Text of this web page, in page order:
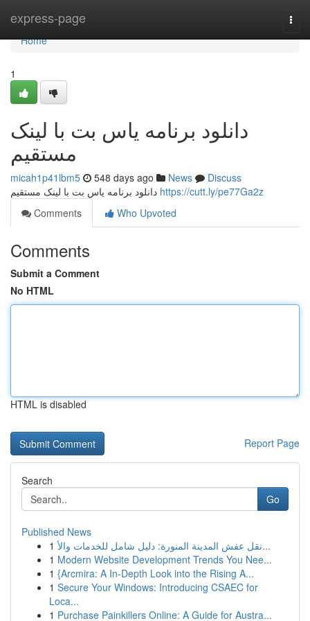
express-page
Home
Home
1
دانلود برنامه یاس بت با لینک
مستقیم
micah1p41lbm5 548 days ago News
Discuss
https://cutt.ly/pe77Ga2z
Comments
Who Upvoted
Comments
Submit a Comment
No HTML
HTML is disabled
Report Page
Search
Go
Published News
1
نقل عفش المدينة المنورة: دليل شامل للخدمات والأ...
1 Modern Website Development Trends You Nee...
1 {Arcmira: A In-Depth Look into the Rising A...
1 Secure Your Windows: Introducing CSAEC for
Loca...
1 Purchase Painkillers Online: A Guide for Austra...